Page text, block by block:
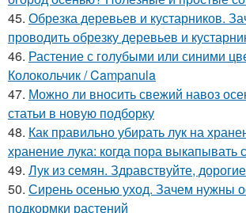
45. Обрезка деревьев и кустарников.
проводить обрезку деревьев и
46. Растение с голубыми или синими
Колокольчик / Campanula
47. Можно ли вносить свежий навоз
статьи в новую подборку
48. Как правильно убирать лук на
хранение лука: когда пора выкапывать
49. Лук из семян. Здравствуйте,
50. Сирень осенью уход. Зачем нужны
подкормки растений